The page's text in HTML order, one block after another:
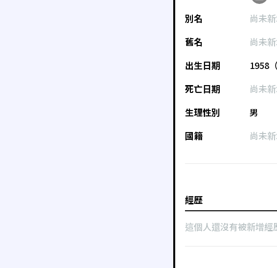
別名
尚未
舊名
尚未
出生日期
1958
死亡日期
尚未
生理性別
男
國籍
尚未
經歷
這個人還沒有被新增